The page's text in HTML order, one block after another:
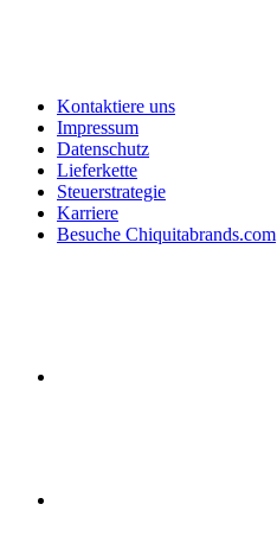
Kontaktiere uns
Impressum
Datenschutz
Lieferkette
Steuerstrategie
Karriere
Besuche Chiquitabrands.com